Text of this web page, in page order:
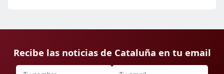
Recibe las noticias de Cataluña en tu email